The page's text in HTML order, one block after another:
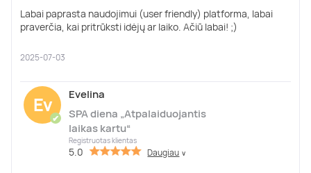
Labai paprasta naudojimui (user friendly) platforma, labai
praverčia, kai pritrūksti idėjų ar laiko. Ačiū labai! ;)
2025-07-03
Ev
✔
Evelina
SPA diena „Atpalaiduojantis
laikas kartu“
Registruotas klientas
5.0 Daugiau ∨